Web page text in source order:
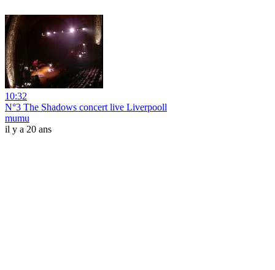
10:32
N°3 The Shadows concert live Liverpooll
mumu
il y a 20 ans